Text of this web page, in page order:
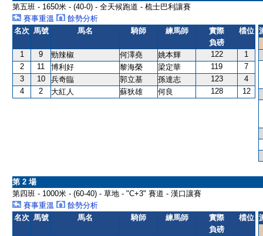
第五班 - 1650米 - (40-0) - 全天候跑道 - 梳士巴利讓賽
賽事重溫
餘勢分析
名次 馬號 馬名 騎師 練馬師
實際
負磅
檔位
1 9 勁辣椒 何澤堯 姚本輝 122
1
2
11 博利好 黎海榮 梁定華 119
7
3
10 兵奇臨 郭立基 孫達志 123
4
4
2 大紅人 蘇狄雄 何良 128 12
第 2 場
第四班 - 1000米 - (60-40) - 草地 - "C+3" 賽道 - 漢口讓賽
賽事重溫
餘勢分析
名次 馬號 馬名 騎師 練馬師
實際
負磅
檔位